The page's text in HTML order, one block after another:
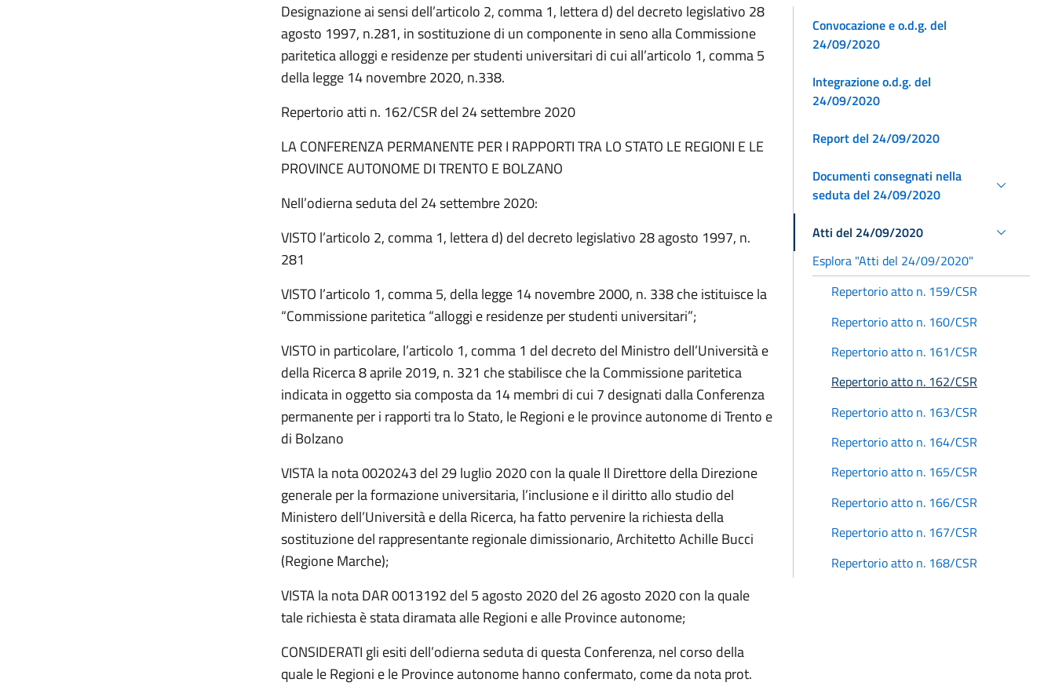
Designazione ai sensi dell’articolo 2, comma 1, lettera d) del decreto legislativo 28
agosto 1997, n.281, in sostituzione di un componente in seno alla Commissione
paritetica alloggi e residenze per studenti universitari di cui all’articolo 1, comma 5
della legge 14 novembre 2020, n.338.
Repertorio atti n. 162/CSR del 24 settembre 2020
LA CONFERENZA PERMANENTE PER I RAPPORTI TRA LO STATO LE REGIONI E LE
PROVINCE AUTONOME DI TRENTO E BOLZANO
Nell’odierna seduta del 24 settembre 2020:
VISTO l’articolo 2, comma 1, lettera d) del decreto legislativo 28 agosto 1997, n.
281
VISTO l’articolo 1, comma 5, della legge 14 novembre 2000, n. 338 che istituisce la
“Commissione paritetica “alloggi e residenze per studenti universitari”;
VISTO in particolare, l’articolo 1, comma 1 del decreto del Ministro dell’Università e
della Ricerca 8 aprile 2019, n. 321 che stabilisce che la Commissione paritetica
indicata in oggetto sia composta da 14 membri di cui 7 designati dalla Conferenza
permanente per i rapporti tra lo Stato, le Regioni e le province autonome di Trento e
di Bolzano
VISTA la nota 0020243 del 29 luglio 2020 con la quale Il Direttore della Direzione
generale per la formazione universitaria, l’inclusione e il diritto allo studio del
Ministero dell’Università e della Ricerca, ha fatto pervenire la richiesta della
sostituzione del rappresentante regionale dimissionario, Architetto Achille Bucci
(Regione Marche);
VISTA la nota DAR 0013192 del 5 agosto 2020 del 26 agosto 2020 con la quale
tale richiesta è stata diramata alle Regioni e alle Province autonome;
CONSIDERATI gli esiti dell’odierna seduta di questa Conferenza, nel corso della
quale le Regioni e le Province autonome hanno confermato, come da nota prot.
Convocazione e o.d.g. del
24/09/2020
Integrazione o.d.g. del
24/09/2020
Report del 24/09/2020
Documenti consegnati nella
seduta del 24/09/2020
Atti del 24/09/2020
Esplora "Atti del 24/09/2020"
Repertorio atto n. 159/CSR
Repertorio atto n. 160/CSR
Repertorio atto n. 161/CSR
Repertorio atto n. 162/CSR
Repertorio atto n. 163/CSR
Repertorio atto n. 164/CSR
Repertorio atto n. 165/CSR
Repertorio atto n. 166/CSR
Repertorio atto n. 167/CSR
Repertorio atto n. 168/CSR